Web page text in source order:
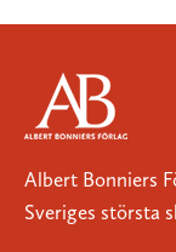
Albert Bonniers
Sveriges största